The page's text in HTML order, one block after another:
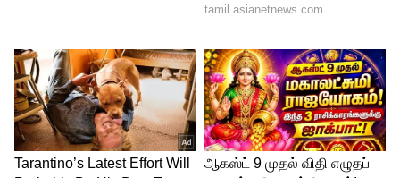
அறிவிப்புப் பலகைகளையோ அல்லது
இணையதளத்தையோ அணுகுமாறு
அறிவுறுத்தப்படுகிறது.